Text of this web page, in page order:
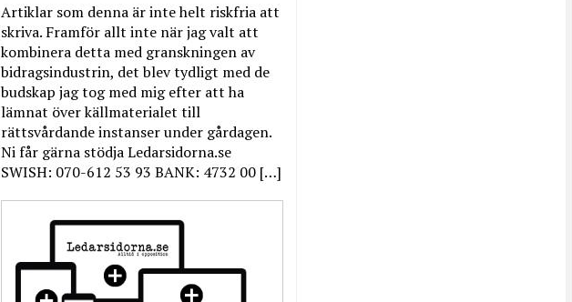
Artiklar som denna är inte helt riskfria att
skriva. Framför allt inte när jag valt att
kombinera detta med granskningen av
bidragsindustrin, det blev tydligt med de
budskap jag tog med mig efter att ha
lämnat över källmaterialet till
rättsvårdande instanser under gårdagen.
Ni får gärna stödja Ledarsidorna.se
SWISH: 070-612 53 93 BANK: 4732 00 […]